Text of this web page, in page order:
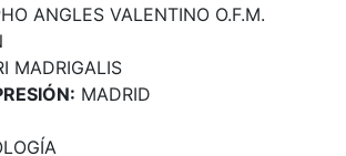
ANGLES VALENTINO O.F.M.
MADRIGALIS
MADRID